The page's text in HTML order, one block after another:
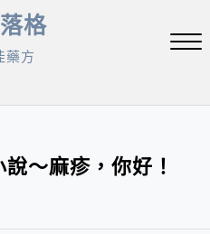
格
藥方
～麻疹，你好！